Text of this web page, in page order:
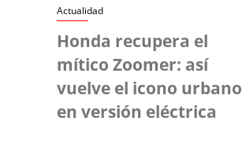
Actualidad
Honda recupera el
mítico Zoomer: así
vuelve el icono urbano
en versión eléctrica